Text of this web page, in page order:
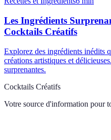
Les Ingrédients
Cocktails Créatifs
Explorez des ingrédients inédits
créations artistiques et
surprenantes.
Cocktails Créatifs
Votre source d'information pour